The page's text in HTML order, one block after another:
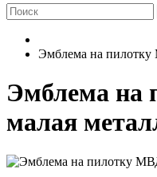
Эмблема на пилотку
Эмблема на
малая